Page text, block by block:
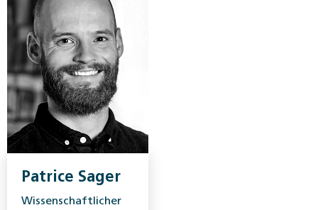
Patrice Sager
Wissenschaftlicher